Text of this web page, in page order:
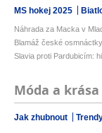
MS hokej 2025
Náhrada za Macka v
Blamáž české
Slavia proti Pardubicím:
Móda a krása
Jak zhubnout